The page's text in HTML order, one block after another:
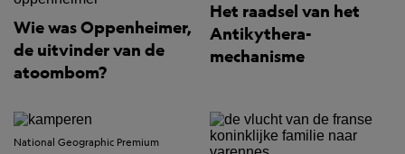
Wie was Oppenheimer,
de uitvinder van de
atoombom?
Het raadsel van het
Antikythera-
mechanisme
National Geographic Premium